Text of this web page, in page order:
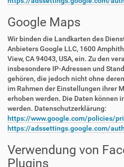
Google Maps
Wir binden die Landkarten des
Anbieters Google LLC, 1600
View, CA 94043, USA, ein. Zu den
insbesondere IP-Adressen und
gehören, die jedoch nicht ohne
im Rahmen der Einstellungen ihrer
erhoben werden. Die Daten können
werden. Datenschutzerklärung:
https://www.google.com/policies/
https://adssettings.google.com/
Verwendung von
Plugins